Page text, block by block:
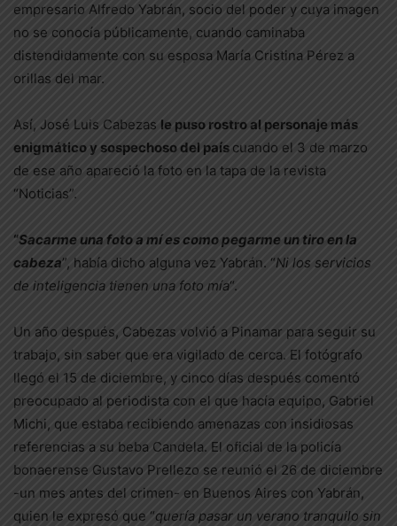
empresario Alfredo Yabrán, socio del poder y cuya imagen
no se conocía públicamente, cuando caminaba
distendidamente con su esposa María Cristina Pérez a
orillas del mar.
Así, José Luis Cabezas le puso rostro al personaje más
enigmático y sospechoso del país cuando el 3 de marzo
de ese año apareció la foto en la tapa de la revista
“Noticias”.
“Sacarme una foto a mí es como pegarme un tiro en la
cabeza”, había dicho alguna vez Yabrán. “Ni los servicios
de inteligencia tienen una foto mía“.
Un año después, Cabezas volvió a Pinamar para seguir su
trabajo, sin saber que era vigilado de cerca. El fotógrafo
llegó el 15 de diciembre, y cinco días después comentó
preocupado al periodista con el que hacía equipo, Gabriel
Michi, que estaba recibiendo amenazas con insidiosas
referencias a su beba Candela. El oficial de la policía
bonaerense Gustavo Prellezo se reunió el 26 de diciembre
-un mes antes del crimen- en Buenos Aires con Yabrán,
quien le expresó que “quería pasar un verano tranquilo sin